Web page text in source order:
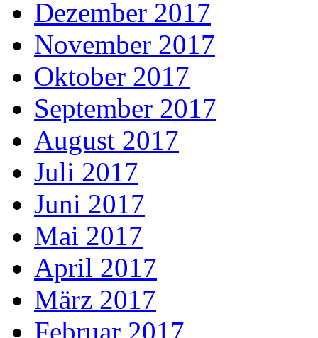
Dezember 2017
November 2017
Oktober 2017
September 2017
August 2017
Juli 2017
Juni 2017
Mai 2017
April 2017
März 2017
Februar 2017